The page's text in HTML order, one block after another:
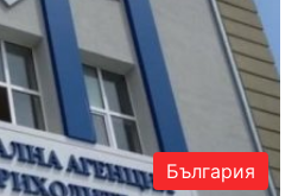
България